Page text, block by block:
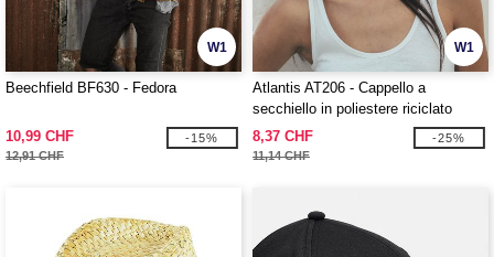
W1
Beechfield BF630 - Fedora
10,99 CHF
12,91 CHF
-15%
W1
Atlantis AT206 - Cappello a
secchiello in poliestere riciclato
8,37 CHF
11,14 CHF
-25%